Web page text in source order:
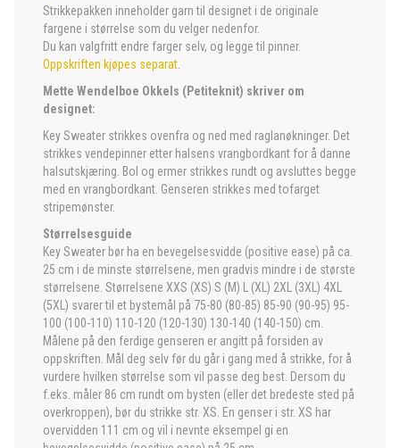
Strikkepakken inneholder garn til designet i de originale
fargene i størrelse som du velger nedenfor.
Du kan valgfritt endre farger selv, og legge til pinner.
Oppskriften kjøpes separat
Mette Wendelboe Okkels (Petiteknit) skriver om
designet:
Key Sweater strikkes ovenfra og ned med raglanøkninger. Det
strikkes vendepinner etter halsens vrangbordkant for å danne
halsutskjæring. Bol og ermer strikkes rundt og avsluttes begge
med en vrangbordkant. Genseren strikkes med tofarget
stripemønster.
Størrelsesguide
Key Sweater bør ha en bevegelsesvidde (positive ease) på ca.
25 cm i de minste størrelsene, men gradvis mindre i de største
størrelsene. Størrelsene XXS (XS) S (M) L (XL) 2XL (3XL) 4XL
(5XL) svarer til et bystemål på 75-80 (80-85) 85-90 (90-95) 95-
100 (100-110) 110-120 (120-130) 130-140 (140-150) cm.
Målene på den ferdige genseren er angitt på forsiden av
oppskriften. Mål deg selv før du går i gang med å strikke, for å
vurdere hvilken størrelse som vil passe deg best. Dersom du
f.eks. måler 86 cm rundt om bysten (eller det bredeste sted på
overkroppen), bør du strikke str. XS. En genser i str. XS har
overvidden 111 cm og vil i nevnte eksempel gi en